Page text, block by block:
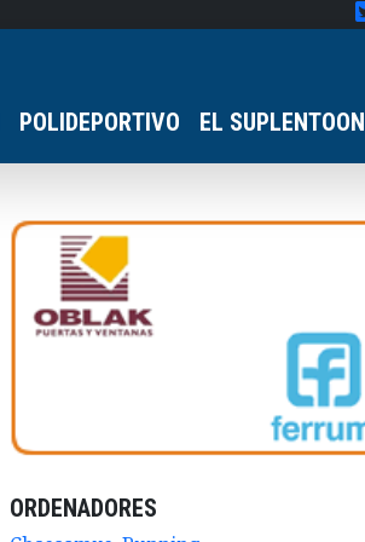
POLIDEPORTIVO EL SUPLENTOON
ORDENADORES